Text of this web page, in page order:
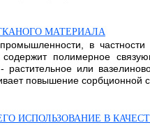
МАТЕРИАЛА
промышленности, в
полимерное
растительное или
повышение сорбционной
ИСПОЛЬЗОВАНИЕ В